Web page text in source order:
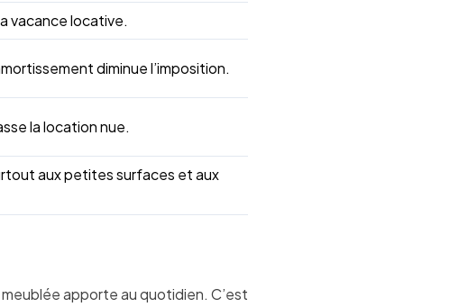
vacance locative.
diminue l’imposition.
la location nue.
aux petites surfaces et aux
apporte au quotidien. C’est